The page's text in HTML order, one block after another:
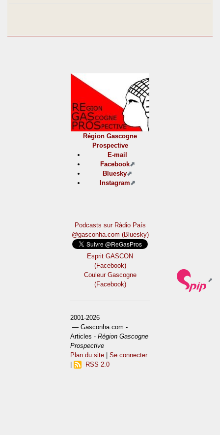
Région Gascogne
Prospective
E-mail
Facebook
Bluesky
Instagram
Podcasts sur Ràdio País
@gasconha.com (Bluesky)
Esprit GASCON
(Facebook)
Couleur Gascogne
(Facebook)
2001-2026
— Gasconha.com -
Articles -Région Gascogne
Prospective
Plan du site |Se connecter
RSS 2.0